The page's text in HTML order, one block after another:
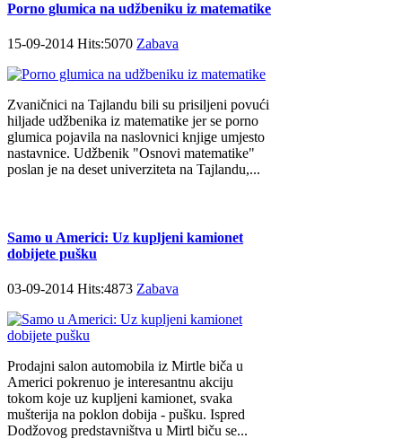
Porno glumica na udžbeniku iz matematike
15-09-2014 Hits:5070 Zabava
Zvaničnici na Tajlandu bili su prisiljeni povući
hiljade udžbenika iz matematike jer se porno
glumica pojavila na naslovnici knjige umjesto
nastavnice. Udžbenik "Osnovi matematike"
poslan je na deset univerziteta na Tajlandu,...
Samo u Americi: Uz kupljeni kamionet
dobijete pušku
03-09-2014 Hits:4873 Zabava
Prodajni salon automobila iz Mirtle biča u
Americi pokrenuo je interesantnu akciju
tokom koje uz kupljeni kamionet, svaka
mušterija na poklon dobija - pušku. Ispred
Dodžovog predstavništva u Mirtl biču se...